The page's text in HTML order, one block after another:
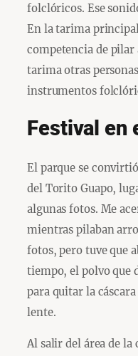
folclóricos. Ese
En la tarima
competencia de
tarima otras
instrumentos
Festival en
El parque se
del Torito Guapo,
algunas fotos. Me
mientras pilaban
fotos, pero tuve que
tiempo, el polvo que
para quitar la
lente.
Al salir del área de